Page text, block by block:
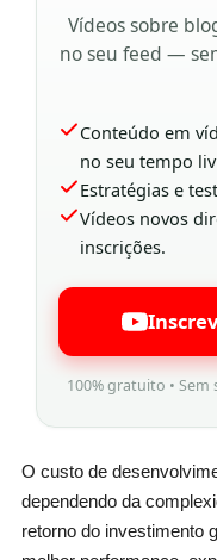
Vídeos sobre
no seu feed —
Conteúdo em
no seu tempo
Estratégias e
Vídeos novos
inscrições.
100% gratuito •
O custo de
dependendo da
retorno do investimento